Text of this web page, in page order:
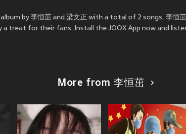
by 李恒茁 and 梁文正 with a total of 2 songs. 李恒
treat for their fans. Install the JOOX App now and
More from 李恒茁